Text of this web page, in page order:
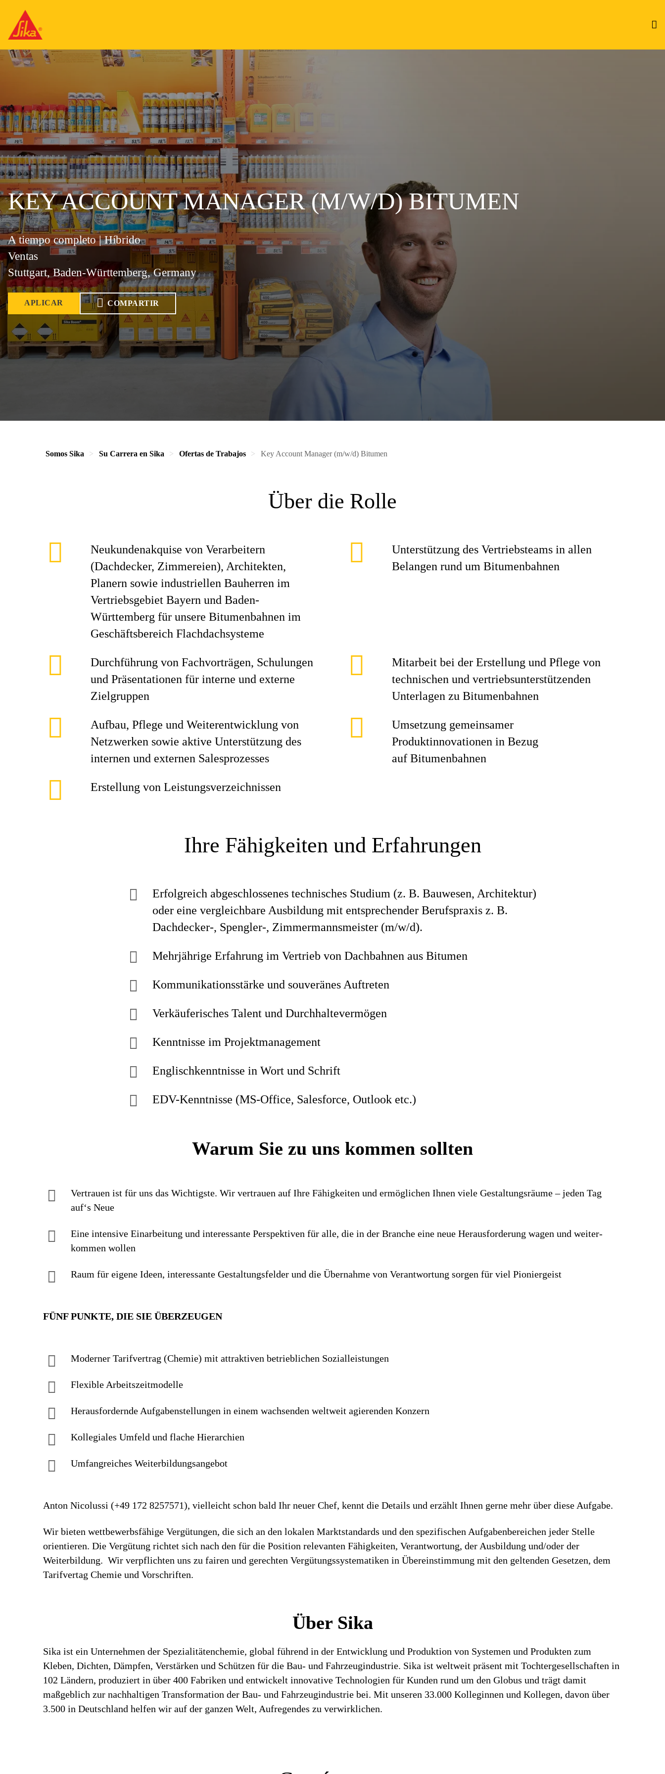
KEY ACCOUNT MANAGER (M/W/D) BITUMEN
A tiempo completo | Híbrido
Ventas
Stuttgart, Baden-Württemberg, Germany
APLICAR COMPARTIR
Somos Sika Su Carrera en Sika Ofertas de Trabajos Key Account Manager (m/w/d) Bitumen
Über die Rolle
Neukundenakquise von Verarbeitern
(Dachdecker, Zimmereien), Architekten,
Planern sowie industriellen Bauherren im
Vertriebsgebiet Bayern und Baden-
Württemberg für unsere Bitumenbahnen im
Geschäftsbereich Flachdachsysteme
Unterstützung des Vertriebsteams in allen
Belangen rund um Bitumenbahnen
Durchführung von Fachvorträgen, Schulungen
und Präsentationen für interne und externe
Zielgruppen
Mitarbeit bei der Erstellung und Pflege von
technischen und vertriebsunterstützenden
Unterlagen zu Bitumenbahnen
Aufbau, Pflege und Weiterentwicklung von
Netzwerken sowie aktive Unterstützung des
internen und externen Salesprozesses
Umsetzung gemeinsamer
Produktinnovationen in Bezug
auf Bitumenbahnen
Erstellung von Leistungsverzeichnissen
Ihre Fähigkeiten und Erfahrungen
Erfolgreich abgeschlossenes technisches Studium (z. B. Bauwesen, Architektur)
oder eine vergleichbare Ausbildung mit entsprechender Berufspraxis z. B.
Dachdecker-, Spengler-, Zimmermannsmeister (m/w/d).
Mehrjährige Erfahrung im Vertrieb von Dachbahnen aus Bitumen
Kommunikationsstärke und souveränes Auftreten
Verkäuferisches Talent und Durchhaltevermögen
Kenntnisse im Projektmanagement
Englischkenntnisse in Wort und Schrift
EDV-Kenntnisse (MS-Office, Salesforce, Outlook etc.)
Warum Sie zu uns kommen sollten
Vertrauen ist für uns das Wichtigste. Wir vertrauen auf Ihre Fähig­keiten und ermög­lichen Ihnen viele Gestaltungs­räume – jeden Tag
auf‘s Neue
Eine intensive Einarbei­tung und interes­sante Perspek­tiven für alle, die in der Branche eine neue Heraus­forderung wagen und weiter­
kommen wollen
Raum für eigene Ideen, inte­res­sante Ge­stal­tungs­felder und die Über­nahme von Ver­ant­wor­tung sorgen für viel Pionier­geist
FÜNF PUNKTE, DIE SIE ÜBERZEUGEN
Moderner Tarif­vertrag (Chemie) mit attraktiven betrieb­lichen Sozial­leistungen
Flexible Arbeitszeitmodelle
Herausfordernde Aufgaben­stellungen in einem wachsenden welt­weit agierenden Konzern
Kollegiales Um­feld und flache Hierarchien
Umfangreiches Weiter­bildungs­an­gebot
Anton Nicolussi (+49 172 8257571), vielleicht schon bald Ihr neuer Chef, kennt die Details und erzählt Ihnen gerne mehr über diese Aufgabe.
Wir bieten wettbewerbsfähige Vergütungen, die sich an den lokalen Marktstandards und den spezifischen Aufgabenbereichen jeder Stelle
orientieren. Die Vergütung richtet sich nach den für die Position relevanten Fähigkeiten, Verantwortung, der Ausbildung und/oder der
Weiterbildung. Wir verpflichten uns zu fairen und gerechten Vergütungssystematiken in Übereinstimmung mit den geltenden Gesetzen, dem
Tarifvertag Chemie und Vorschriften.
Über Sika
Sika ist ein Unternehmen der Spezialitätenchemie, global führend in der Entwicklung und Produktion von Systemen und Produkten zum
Kleben, Dichten, Dämpfen, Verstärken und Schützen für die Bau- und Fahrzeugindustrie. Sika ist weltweit präsent mit Tochtergesellschaften in
102 Ländern, produziert in über 400 Fabriken und entwickelt innovative Technologien für Kunden rund um den Globus und trägt damit
maßgeblich zur nachhaltigen Transformation der Bau- und Fahrzeugindustrie bei. Mit unseren 33.000 Kolleginnen und Kollegen, davon über
3.500 in Deutschland helfen wir auf der ganzen Welt, Aufregendes zu verwirklichen.